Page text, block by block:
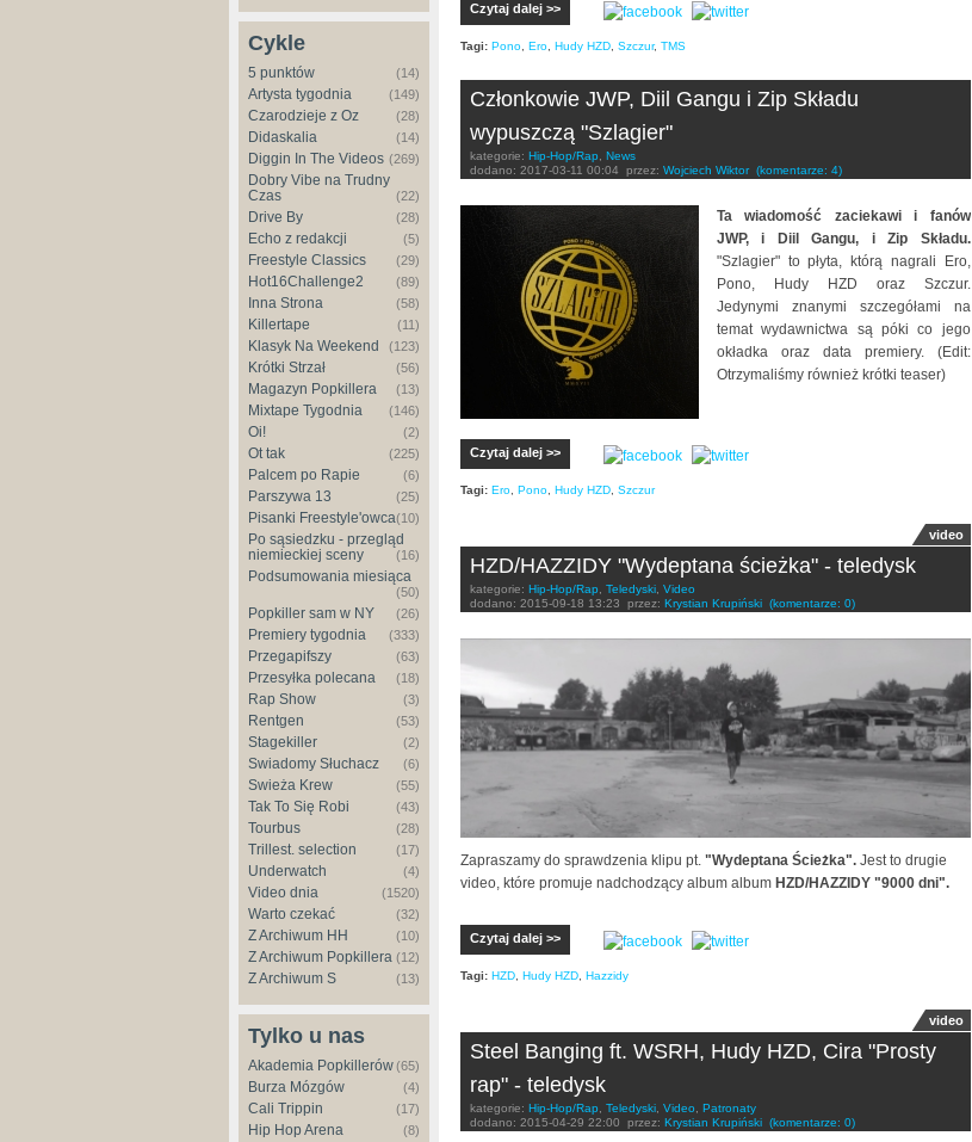
Cykle
5 punktów (14)
Artysta tygodnia (149)
Czarodzieje z Oz (28)
Didaskalia (14)
Diggin In The Videos (269)
Dobry Vibe na Trudny
Czas
(22)
Drive By (28)
Echo z redakcji (5)
Freestyle Classics (29)
Hot16Challenge2 (89)
Inna Strona (58)
Killertape (11)
Klasyk Na Weekend (123)
Krótki Strzał (56)
Magazyn Popkillera (13)
Mixtape Tygodnia (146)
Oi! (2)
Ot tak (225)
Palcem po Rapie (6)
Parszywa 13 (25)
Pisanki Freestyle'owca(10)
Po sąsiedzku - przegląd
niemieckiej sceny
(16)
Podsumowania miesiąca
(50)
Popkiller sam w NY (26)
Premiery tygodnia (333)
Przegapifszy (63)
Przesyłka polecana (18)
Rap Show (3)
Rentgen (53)
Stagekiller (2)
Świadomy Słuchacz (6)
Świeża Krew (55)
Tak To Się Robi (43)
Tourbus (28)
Trillest. selection (17)
Underwatch (4)
Video dnia (1520)
Warto czekać (32)
Z Archiwum HH (10)
Z Archiwum Popkillera (12)
Z Archiwum S (13)
Tylko u nas
Akademia Popkillerów(65)
Burza Mózgów (4)
Cali Trippin (17)
Hip Hop Arena (8)
Czytaj dalej >>
Tagi: Pono Ero Hudy HZD Szczur, TMS
Członkowie JWP, Diil Gangu i Zip Składu
wypuszczą "Szlagier"
kategorie: Hip-Hop/Rap
News
dodano: 2017-03-11 00:04 przez: Wojciech Wiktor (komentarze: 4)
Ta wiadomość zaciekawi i fanów
JWP, i Diil Gangu, i Zip Składu.
"Szlagier" to płyta, którą nagrali Ero,
Pono, Hudy HZD oraz Szczur.
Jedynymi znanymi szczegółami na
temat wydawnictwa są póki co jego
okładka oraz data premiery. (Edit:
Otrzymaliśmy również krótki teaser)
Czytaj dalej >>
Tagi: Ero Pono Hudy HZD Szczur
video
HZD/HAZZIDY "Wydeptana ścieżka" - teledysk
kategorie: Hip-Hop/Rap Teledyski Video
dodano: 2015-09-18 13:23 przez: Krystian Krupiński (komentarze: 0)
Zapraszamy do sprawdzenia klipu pt. "Wydeptana Ścieżka". Jest to drugie
video, które promuje nadchodzący album album HZD/HAZZIDY "9000 dni".
Czytaj dalej >>
Tagi: HZD Hudy HZD Hazzidy
video
Steel Banging ft. WSRH, Hudy HZD, Cira "Prosty
rap" - teledysk
kategorie: Hip-Hop/Rap Teledyski Video
Patronaty
dodano: 2015-04-29 22:00 przez: Krystian Krupiński (komentarze: 0)